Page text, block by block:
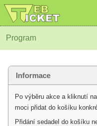
Program
Informace
Po výběru akce a kliknutí
moci přidat do košíku
Přidání sedadel do košíku